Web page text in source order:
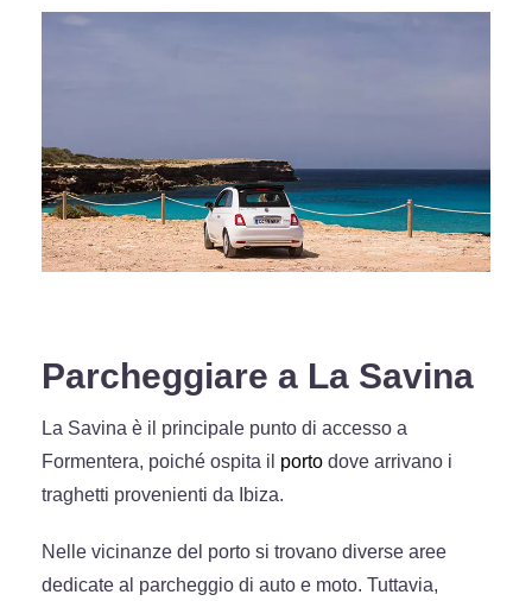
Parcheggiare a La Savina
La Savina è il principale punto di accesso a
Formentera, poiché ospita il porto dove arrivano i
traghetti provenienti da Ibiza.
Nelle vicinanze del porto si trovano diverse aree
dedicate al parcheggio di auto e moto. Tuttavia,